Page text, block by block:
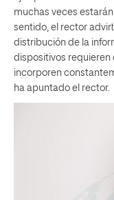
muchas veces
sentido, el rector
distribución de la
dispositivos requieren
incorporen
ha apuntado el rector.